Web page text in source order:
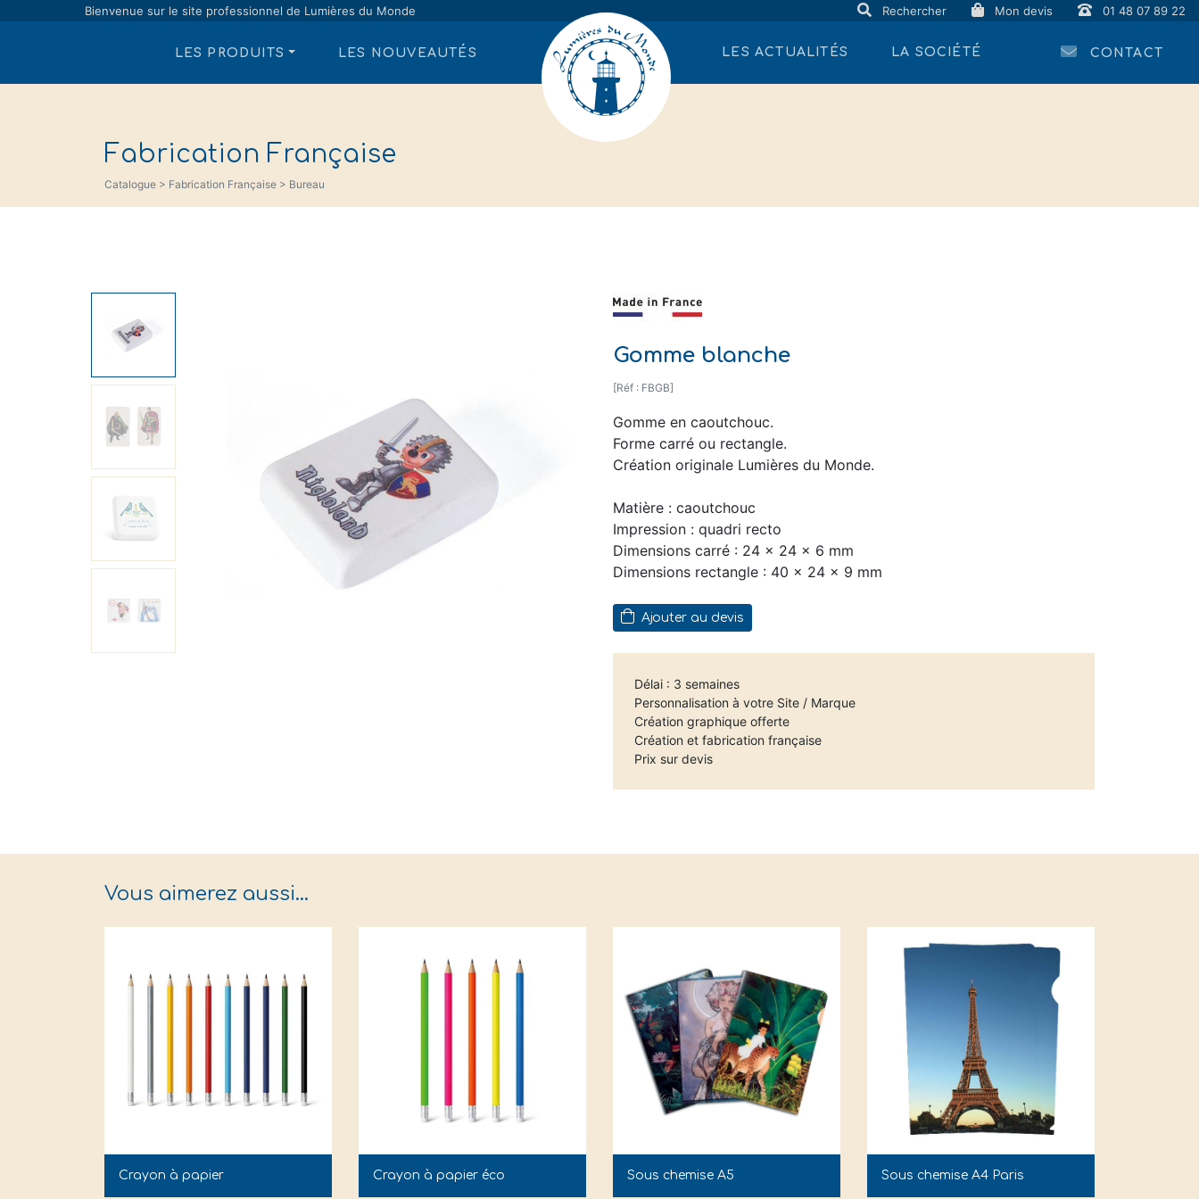
Bienvenue sur le site professionnel de Lumières du Monde Rechercher Mon devis 01 48 07 89 22
LES PRODUITS LES NOUVEAUTÉS LES ACTUALITÉS LA SOCIÉTÉ CONTACT
Fabrication Française
Catalogue > Fabrication Française > Bureau
Gomme blanche
[Réf : FBGB]
Gomme en caoutchouc.
Forme carré ou rectangle.
Création originale Lumières du Monde.
Matière : caoutchouc
Impression : quadri recto
Dimensions carré : 24 x 24 x 6 mm
Dimensions rectangle : 40 x 24 x 9 mm
Ajouter au devis
Délai : 3 semaines
Personnalisation à votre Site / Marque
Création graphique offerte
Création et fabrication française
Prix sur devis
Vous aimerez aussi…
Crayon à papier Crayon à papier éco Sous chemise A5 Sous chemise A4 Paris